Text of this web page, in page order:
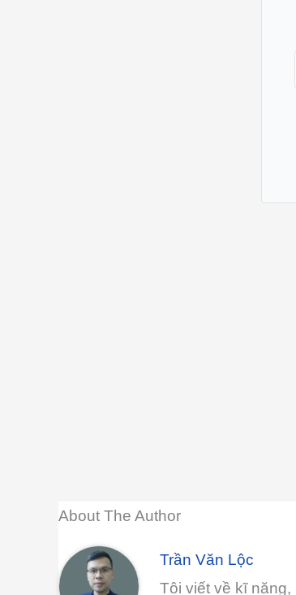
About The Author
Trần Văn Lộc
Tôi viết về kĩ